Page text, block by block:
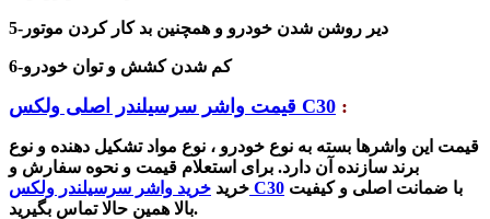
5-دیر روشن شدن خودرو و همچنین بد کار کردن موتور
6-کم شدن کشش و توان خودرو
قیمت واشر سرسیلندر اصلی ولکس C30 :
قیمت این واشرها بسته به نوع خودرو ، نوع مواد تشکیل دهنده و نوع
برند سازنده آن دارد. برای استعلام قیمت و نحوه سفارش و
خرید خرید واشر سرسیلندر ولکس C30
بالا همین حالا تماس بگیرید.